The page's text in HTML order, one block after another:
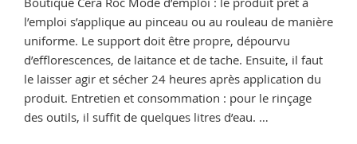
l’emploi s’applique au pinceau ou au rouleau de manière
uniforme. Le support doit être propre, dépourvu
d’efflorescences, de laitance et de tache. Ensuite, il faut
le laisser agir et sécher 24 heures après application du
produit. Entretien et consommation : pour le rinçage
des outils, il suffit de quelques litres d’eau. …